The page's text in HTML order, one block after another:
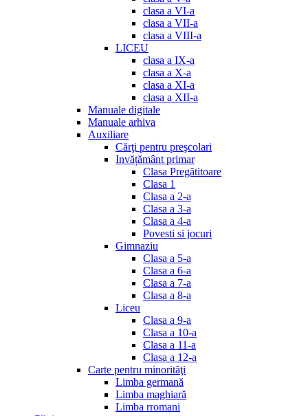
clasa a VI-a
clasa a VII-a
clasa a VIII-a
LICEU
clasa a IX-a
clasa a X-a
clasa a XI-a
clasa a XII-a
Manuale digitale
Manuale arhiva
Auxiliare
Cărţi pentru preşcolari
Invățământ primar
Clasa Pregătitoare
Clasa 1
Clasa a 2-a
Clasa a 3-a
Clasa a 4-a
Povesti si jocuri
Gimnaziu
Clasa a 5-a
Clasa a 6-a
Clasa a 7-a
Clasa a 8-a
Liceu
Clasa a 9-a
Clasa a 10-a
Clasa a 11-a
Clasa a 12-a
Carte pentru minorităţi
Limba germană
Limba maghiară
Limba rromani